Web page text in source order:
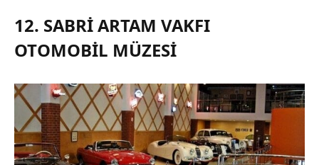
12. SABRI ARTAM VAKFI
OTOMOBIL MÜZESI